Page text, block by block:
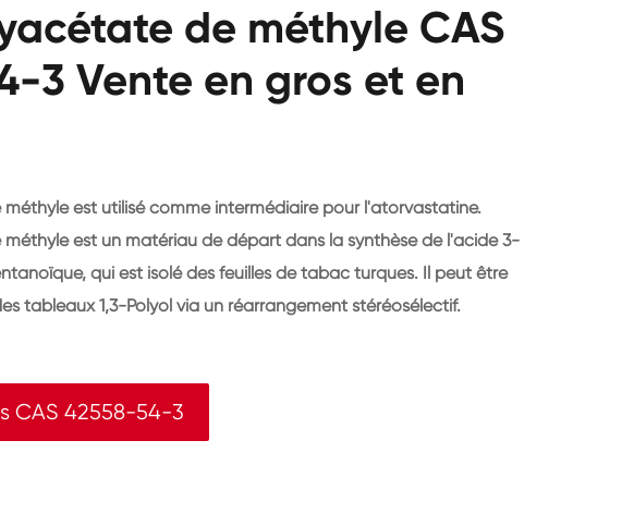
de méthyle CAS
3 Vente en gros et en
est utilisé comme intermédiaire pour l'atorvastatine.
est un matériau de départ dans la synthèse de l'acide 3-
qui est isolé des feuilles de tabac turques. Il peut être
tableaux 1,3-Polyol via un réarrangement stéréosélectif.
CAS 42558-54-3